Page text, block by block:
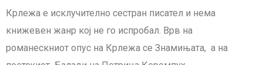
Крлежа е исклучително сестран писател и нема
книжевен жанр кој не го испробал. Врв на
романескниот опус на Крлежа се Знамињата, а на